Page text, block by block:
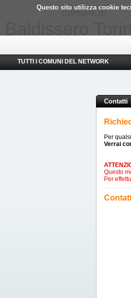
Questo sito utilizza cookie
TUTTI I COMUNI DEL NETWORK
Contatti
Per
Verrai
Questo
Per